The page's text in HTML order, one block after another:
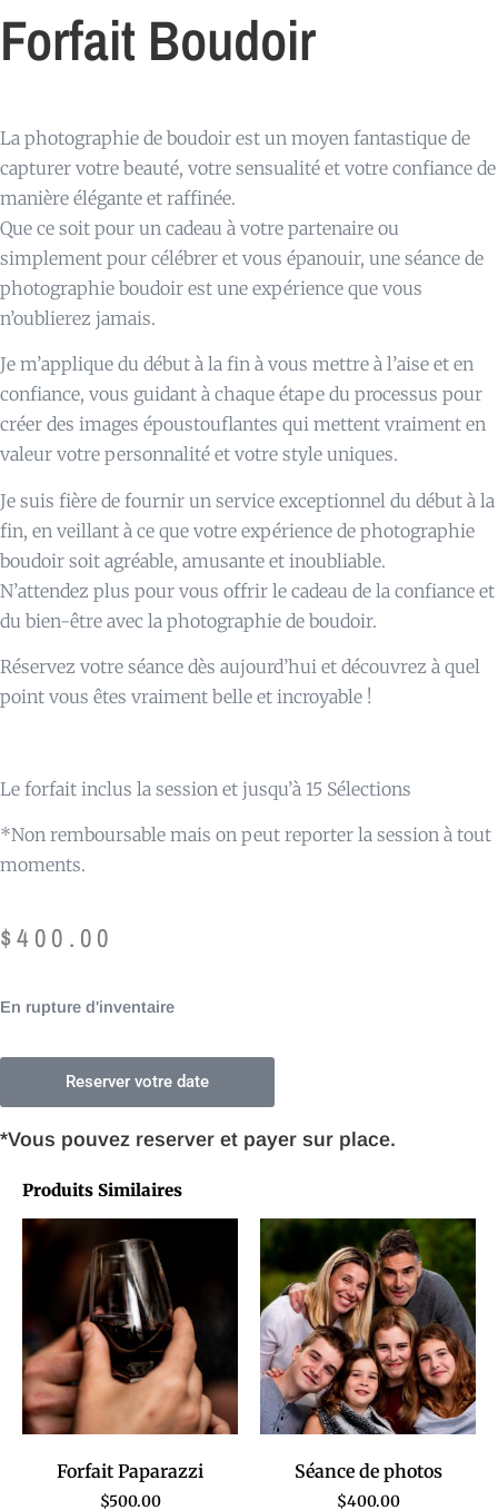
Forfait Boudoir
La photographie de boudoir est un moyen fantastique de
capturer votre beauté, votre sensualité et votre confiance de
manière élégante et raffinée.
Que ce soit pour un cadeau à votre partenaire ou
simplement pour célébrer et vous épanouir, une séance de
photographie boudoir est une expérience que vous
n’oublierez jamais.
Je m’applique du début à la fin à vous mettre à l’aise et en
confiance, vous guidant à chaque étape du processus pour
créer des images époustouflantes qui mettent vraiment en
valeur votre personnalité et votre style uniques.
Je suis fière de fournir un service exceptionnel du début à la
fin, en veillant à ce que votre expérience de photographie
boudoir soit agréable, amusante et inoubliable.
N’attendez plus pour vous offrir le cadeau de la confiance et
du bien-être avec la photographie de boudoir.
Réservez votre séance dès aujourd’hui et découvrez à quel
point vous êtes vraiment belle et incroyable !
Le forfait inclus la session et jusqu’à 15 Sélections
*Non remboursable mais on peut reporter la session à tout
moments.
$400.00
En rupture d'inventaire
Reserver votre date
*Vous pouvez reserver et payer sur place.
Produits Similaires
Forfait Paparazzi
$500.00
Séance de photos
$400.00